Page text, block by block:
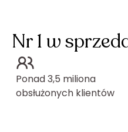
Nr 1 w
Ponad 3,5 miliona
obsłużonych klientów